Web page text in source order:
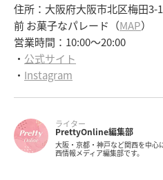
住所：大阪府大阪市北区梅田3-
前 お菓子なパレード（MAP）
営業時間：10:00～20:00
・ 公式サイト
・ Instagram
ライター
PrettyOnline編集部
大阪・京都・神戸など関西を中心
西情報メディア編集部です。